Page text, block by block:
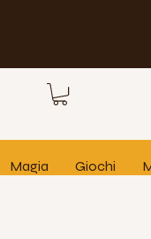
Magia Giochi